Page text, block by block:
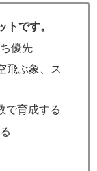
トです。
優先
飛ぶ象、ス
で育成する